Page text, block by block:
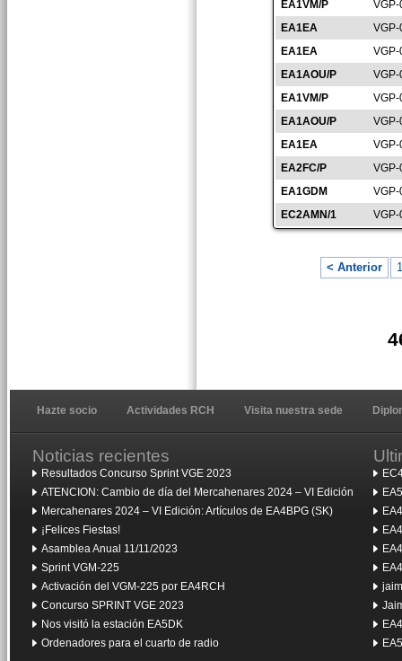
EA1VM/P
EA1EA
EA1EA
EA1AOU/P
EA1VM/P
EA1AOU/P
EA1EA
EA2FC/P
EA1GDM
EC2AMN/1
< Anterior 1
Hazte socio Actividades RCH Visita nuestra sede
Noticias recientes
Resultados Concurso Sprint VGE 2023
ATENCION: Cambio de día del Mercahenares 2024 – VI Edición
Mercahenares 2024 – VI Edición: Artículos de EA4BPG (SK)
¡Felices Fiestas!
Asamblea Anual 11/11/2023
Sprint VGM-225
Activación del VGM-225 por EA4RCH
Concurso SPRINT VGE 2023
Nos visitó la estación EA5DK
Ordenadores para el cuarto de radio